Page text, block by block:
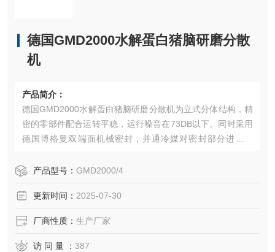
德国GMD2000水解蛋白猪脑研磨分散
机
产品简介：
德国GMD2000水解蛋白猪脑研磨分散机为立式分体结构，精
密的零部件配合运转平稳，运行噪音在73DB以下。同时采用
德国博格曼双端面机械密封，并通冷媒对密封部分进行冷
产品型号： GMD2000/4
更新时间： 2025-07-30
厂商性质： 生产厂家
访 问 量 ： 387